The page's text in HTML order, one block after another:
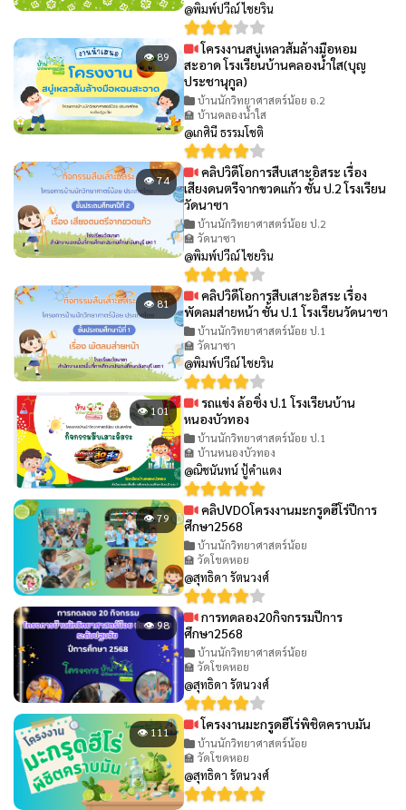
@พิมพ์ปวีณ์ ไชยริน
👁 89
โครงงานสบู่เหลวส้มล้างมือหอม
สะอาด โรงเรียนบ้านคลองน้ำใส(บุญ
ประชานุกูล)
บ้านนักวิทยาศาสตร์น้อย อ.2
🏫 บ้านคลองน้ำใส
@เกศินี ธรรมโชติ
👁 74
คลิปวิดีโอการสืบเสาะอิสระ เรื่อง
เสียงดนตรีจากขวดแก้ว ชั้น ป.2 โรงเรียน
วัดนาซา
บ้านนักวิทยาศาสตร์น้อย ป.2
🏫 วัดนาซา
@พิมพ์ปวีณ์ ไชยริน
👁 81
คลิปวิดีโอการสืบเสาะอิสระ เรื่อง
พัดลมส่ายหน้า ชั้น ป.1 โรงเรียนวัดนาซา
บ้านนักวิทยาศาสตร์น้อย ป.1
🏫 วัดนาซา
@พิมพ์ปวีณ์ ไชยริน
👁 101
รถแข่ง ล้อซิ่ง ป.1 โรงเรียนบ้าน
หนองบัวทอง
บ้านนักวิทยาศาสตร์น้อย ป.1
🏫 บ้านหนองบัวทอง
@ณิชนันทน์ ปู้คำแดง
👁 79
คลิปVDOโครงงานมะกรูดฮีโร่ปีการ
ศึกษา2568
บ้านนักวิทยาศาสตร์น้อย
🏫 วัดโขดหอย
@สุทธิดา รัตนวงศ์
👁 98
การทดลอง20กิจกรรมปีการ
ศึกษา2568
บ้านนักวิทยาศาสตร์น้อย
🏫 วัดโขดหอย
@สุทธิดา รัตนวงศ์
👁 111 โครงงานมะกรูดฮีโร่พิชิตคราบมัน
บ้านนักวิทยาศาสตร์น้อย
🏫 วัดโขดหอย
@สุทธิดา รัตนวงศ์